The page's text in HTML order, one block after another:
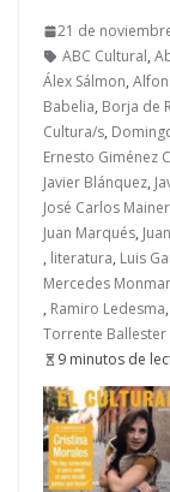
21 de
ABC Cultural,
Álex Sálmon,
Babelia, Borja de
Cultura/s,
Ernesto Giménez
Javier Blánquez,
José Carlos Mainer
Juan Marqués,
, literatura, Luis
Mercedes
, Ramiro Ledesma,
Torrente Ballester
9 minutos de